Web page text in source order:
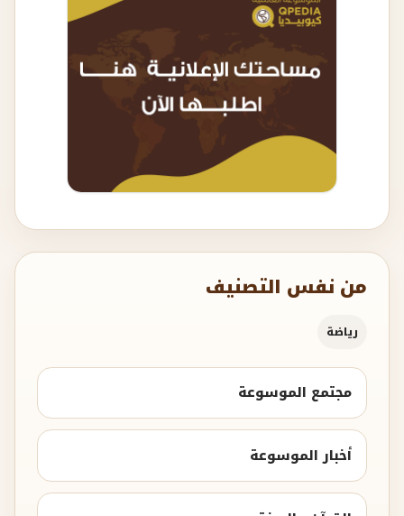
من نفس التصنيف
رياضة
مجتمع الموسوعة
أخبار الموسوعة